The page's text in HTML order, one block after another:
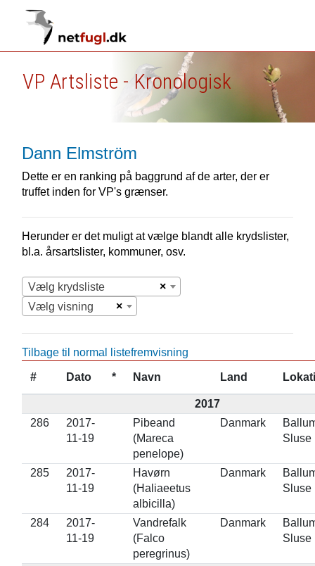
VP Artsliste - Kronologisk
Dann Elmström
Dette er en ranking på baggrund af de arter, der er
truffet inden for VP's grænser.
Herunder er det muligt at vælge blandt alle krydslister,
bl.a. årsartslister, kommuner, osv.
×
Vælg krydsliste
×
Vælg visning
Tilbage til normal listefremvisning
# Dato * Navn Land
2017
286
2017-
11-19
Pibeand
(Mareca
penelope)
Danmark
Sluse
285
2017-
11-19
Havørn
(Haliaeetus
albicilla)
Danmark
Sluse
284
2017-
11-19
Vandrefalk
(Falco
peregrinus)
Danmark
Sluse